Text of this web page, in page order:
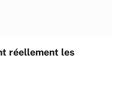
réellement les